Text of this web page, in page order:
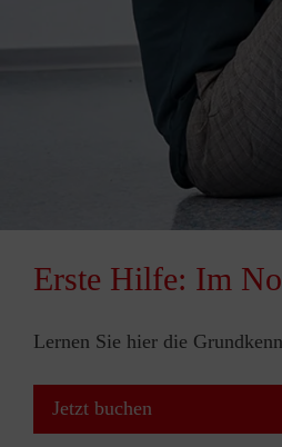
Erste Hilfe: Im
Lernen Sie hier die
Jetzt buchen